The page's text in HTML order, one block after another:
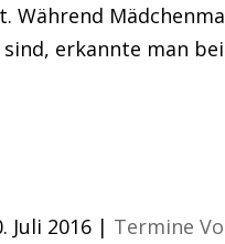
Während
erkannte man
Juli 2016 | Termine